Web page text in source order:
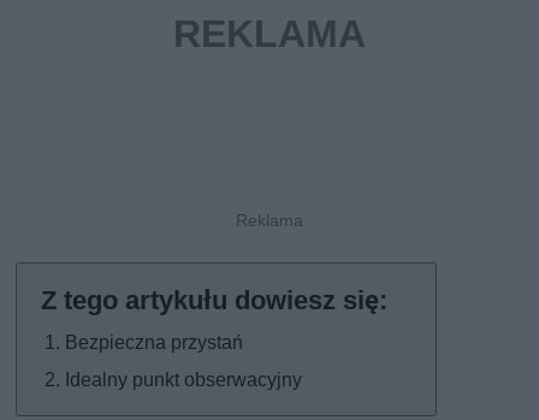
Bezpieczna przystań
Idealny punkt obserwacyjny